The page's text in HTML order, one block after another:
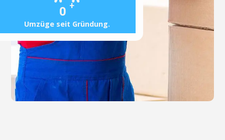
0 +
Umzüge seit Gründung.